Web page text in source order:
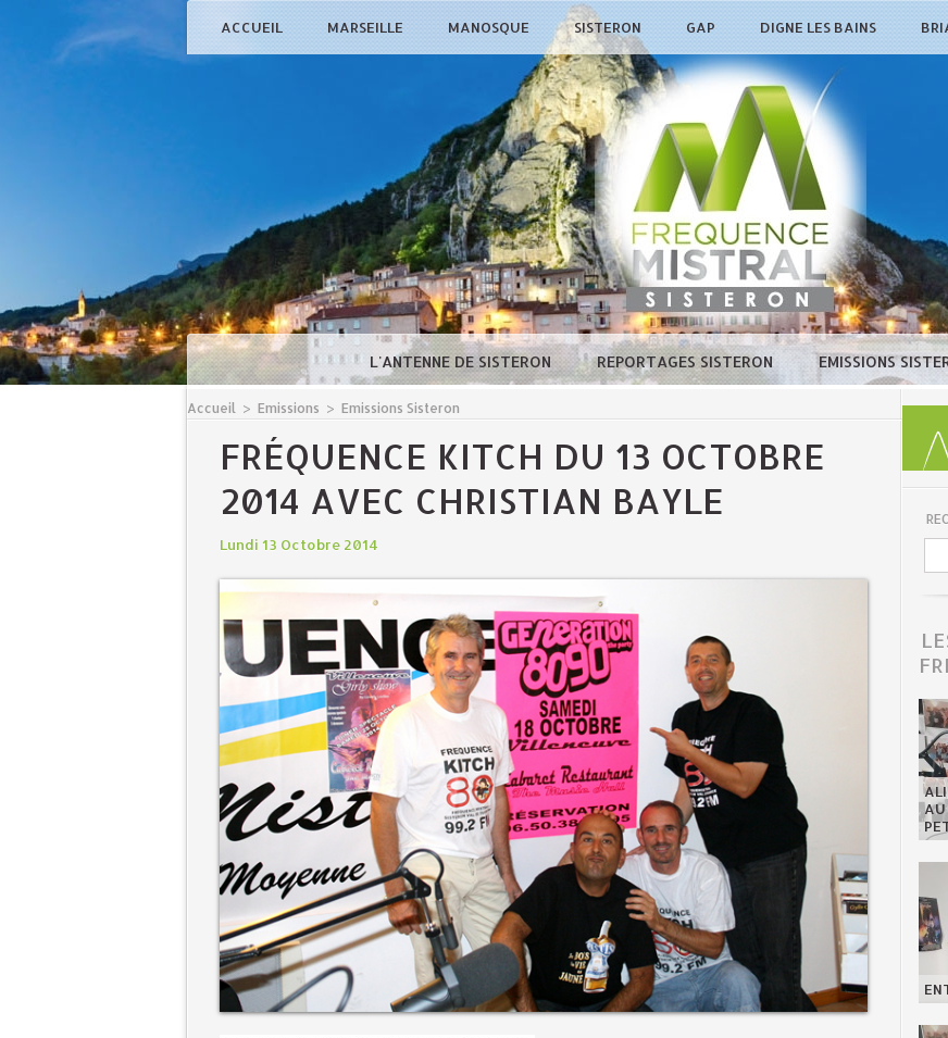
ACCUEIL MARSEILLE MANOSQUE SISTERON GAP DIGNE LES BAINS
L'ANTENNE DE SISTERON REPORTAGES SISTERON EMISSIONS
Accueil > Emissions > Emissions Sisteron
FRÉQUENCE KITCH DU 13 OCTOBRE
2014 AVEC CHRISTIAN BAYLE
Lundi 13 Octobre 2014
AU